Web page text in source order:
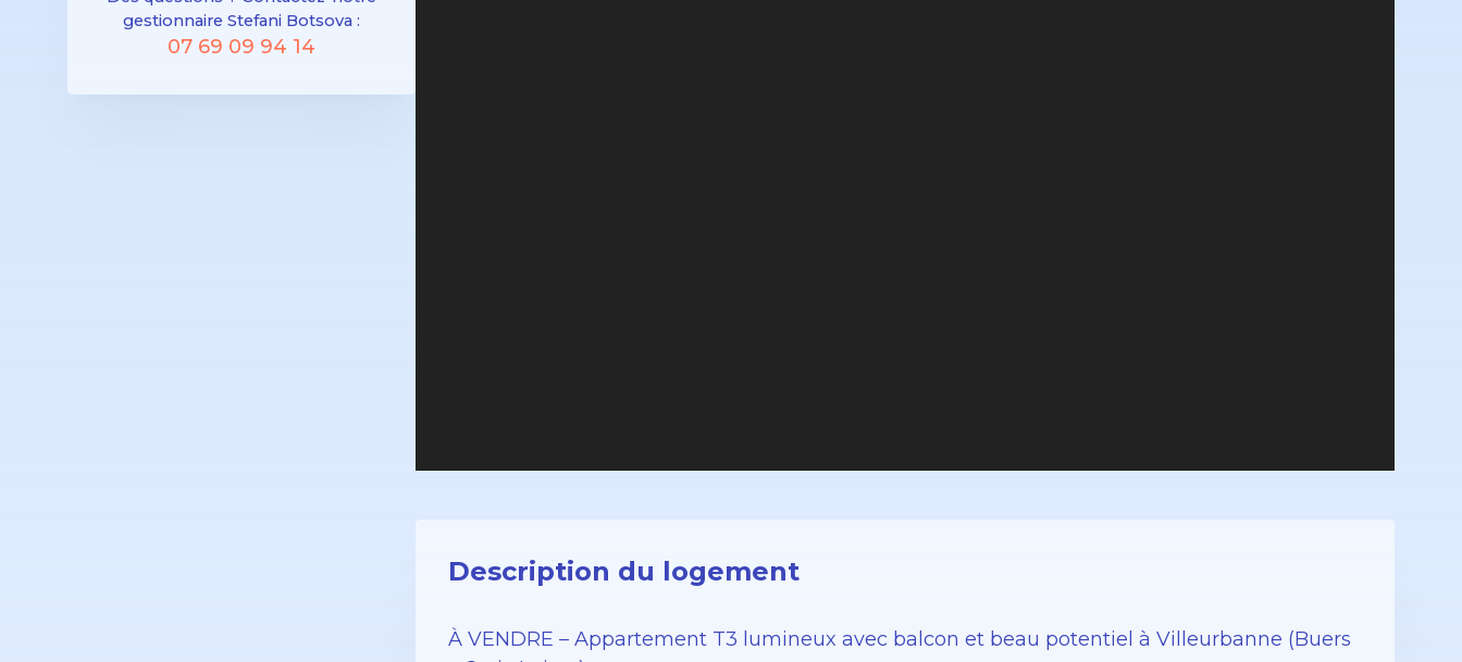
gestionnaire Stefani Botsova :
07 69 09 94 14
Description du logement
À VENDRE – Appartement T3 lumineux avec balcon et beau potentiel à Villeurbanne (Buers